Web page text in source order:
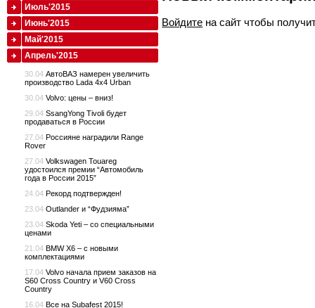
Войдите на сайт чтобы
Июль'2015
Июнь'2015
Май'2015
Апрель'2015
30.04 АвтоВАЗ намерен увеличить
производство Lada 4x4 Urban
30.04 Volvo: цены – вниз!
29.04 SsangYong Tivoli будет
продаваться в России
27.04 Россияне наградили Range
Rover
27.04 Volkswagen Touareg
удостоился премии “Автомобиль
года в России 2015”
24.04 Рекорд подтвержден!
23.04 Outlander и “Фудзияма”
23.04 Skoda Yeti – со специальными
ценами
21.04 BMW X6 – с новыми
комплектациями
17.04 Volvo начала прием заказов на
S60 Cross Country и V60 Cross
Country
16.04 Все на Subafest 2015!